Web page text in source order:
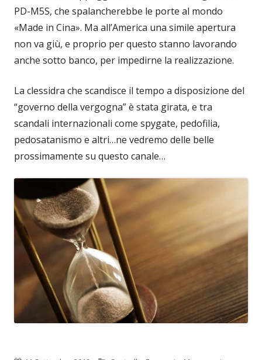
PD-M5S, che spalancherebbe le porte al mondo
«Made in Cina». Ma all’America una simile apertura
non va giù, e proprio per questo stanno lavorando
anche sotto banco, per impedirne la realizzazione.
La clessidra che scandisce il tempo a disposizione del
“governo della vergogna” è stata girata, e tra
scandali internazionali come spygate, pedofilia,
pedosatanismo e altri…ne vedremo delle belle
prossimamente su questo canale…